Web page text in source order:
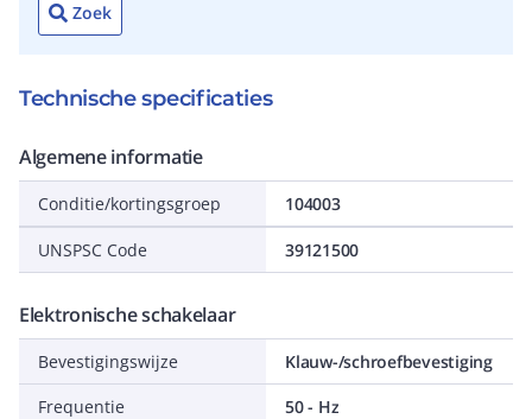
Zoek
Technische specificaties
Algemene informatie
Conditie/kortingsgroep 104003
UNSPSC Code 39121500
Elektronische schakelaar
Bevestigingswijze
Klauw-/schroefbevestiging
Frequentie
50 - Hz